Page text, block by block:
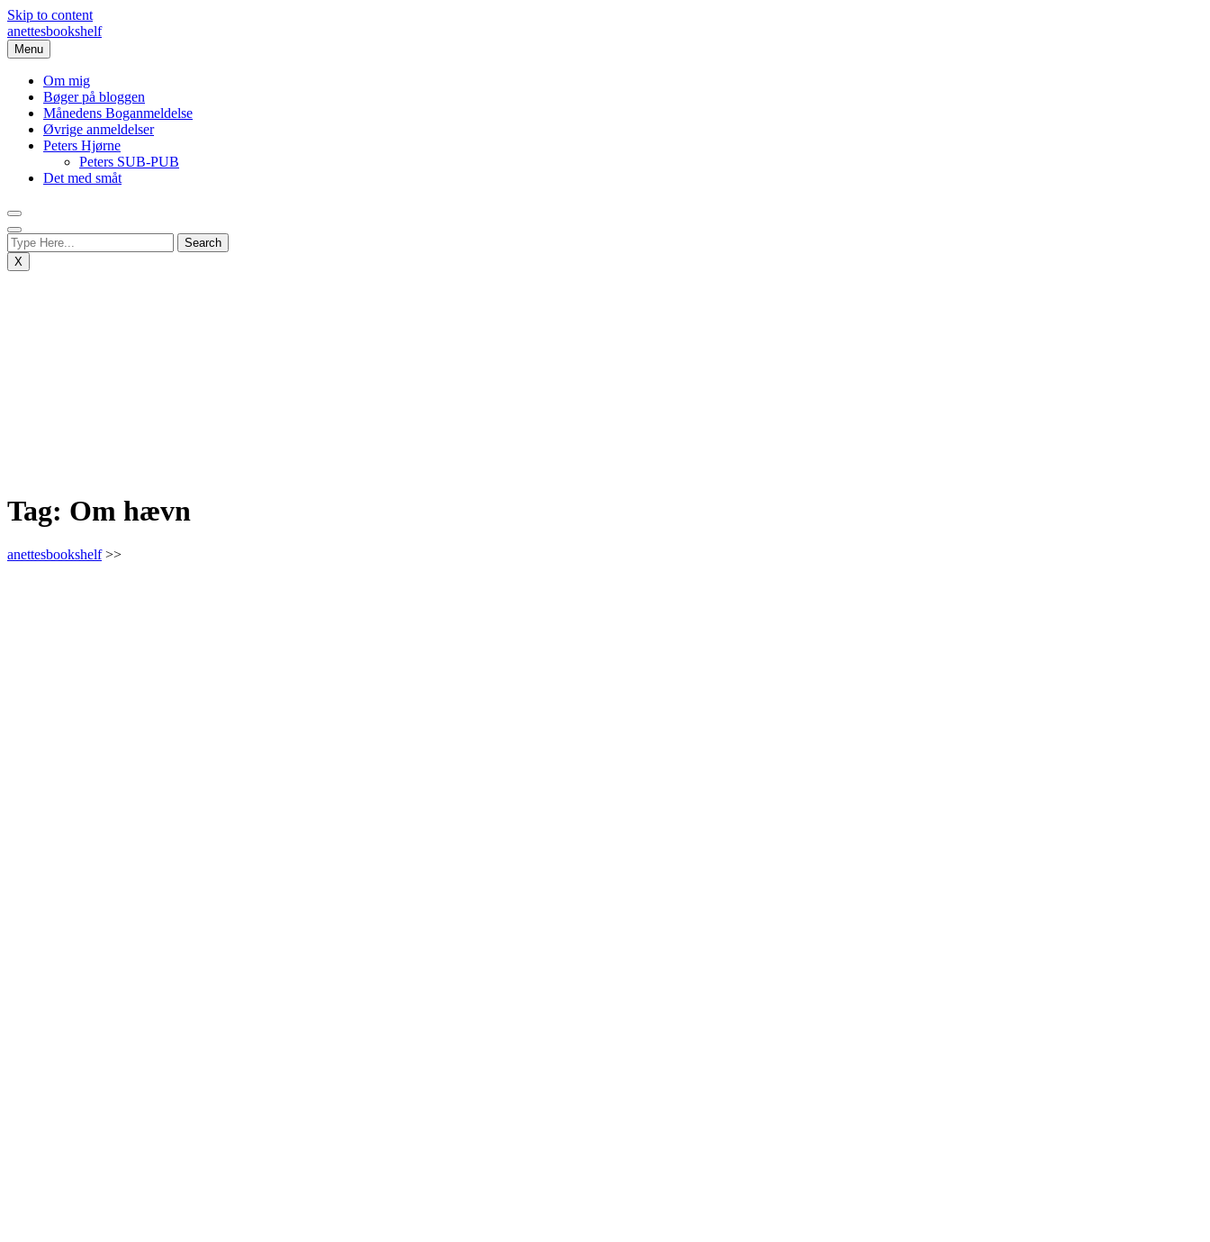
Skip to content
anettesbookshelf
Menu
Om mig
Bøger på bloggen
Månedens Boganmeldelse
Øvrige anmeldelser
Peters Hjørne
Peters SUB-PUB
Det med småt
X
Tag: Om hævn
anettesbookshelf>>